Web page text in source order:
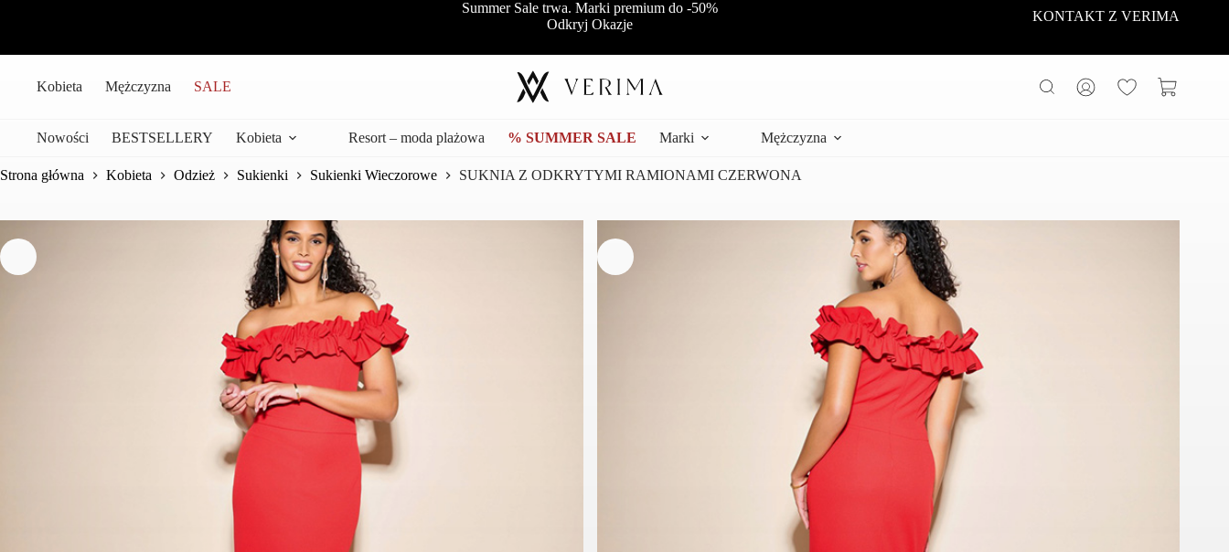
Summer Sale trwa. Marki premium do -50%
Odkryj Okazje
KONTAKT Z VERIMA
Kobieta Mężczyzna SALE Koszyk
Nowości BESTSELLERY Kobieta Resort – moda plażowa % SUMMER SALE Marki Mężczyzna
Strona główna Kobieta Odzież Sukienki Sukienki Wieczorowe SUKNIA Z ODKRYTYMI RAMIONAMI CZERWONA